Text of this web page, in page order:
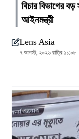
বিচার বিভাগের
আইনমন্ত্রী
Lens Asia
৭ আগস্ট, ২০২৬ রাত্রি ১১:০৮